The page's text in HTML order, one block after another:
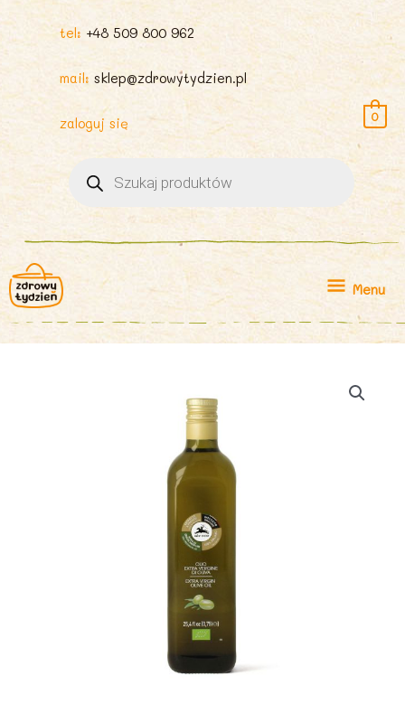
tel: +48 509 800 962
mail: sklep@zdrowytydzien.pl
zaloguj się
produktów
0
Menu
Menu